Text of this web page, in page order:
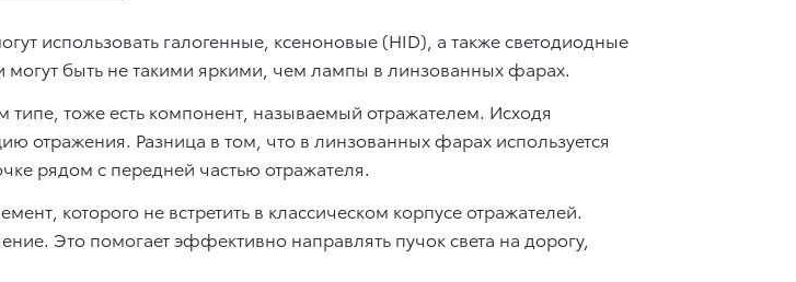
использовать галогенные, ксеноновые (HID), а также светодиодные
быть не такими яркими, чем лампы в линзованных фарах.
тоже есть компонент, называемый отражателем. Исходя
отражения. Разница в том, что в линзованных фарах используется
рядом с передней частью отражателя.
которого не встретить в классическом корпусе отражателей.
Это помогает эффективно направлять пучок света на дорогу,